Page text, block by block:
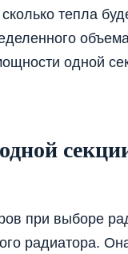
тепла
одной
при выборе
радиатора.